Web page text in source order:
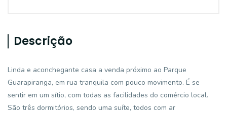
Descrição
Linda e aconchegante casa a venda próximo ao Parque
Guarapiranga, em rua tranquila com pouco movimento. É se
sentir em um sítio, com todas as facilidades do comércio local.
São três dormitórios, sendo uma suíte, todos com ar